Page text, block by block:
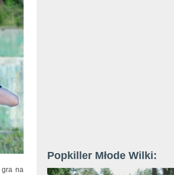
gra na
Popkiller Młode Wilki: